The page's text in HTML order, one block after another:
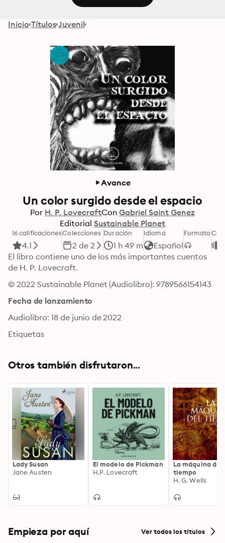
Inicio Títulos Juvenil
Avance
Un color surgido desde el espacio
Por H. P. LovecraftCon Gabriel Saint Genez
Editorial Sustainable Planet
16 calificaciones
4.1
Colecciones
2 de 2
Duración
1 h 49 m
Idioma
Español
Formato
El libro contiene uno de los más importantes cuentos
de H. P. Lovecraft.
© 2022 Sustainable Planet (Audiolibro): 9789566154143
Fecha de lanzamiento
Audiolibro: 18 de junio de 2022
Etiquetas
Otros también disfrutaron...
Lady Susan
Jane Austen
El modelo de Pickman
H.P. Lovecraft
La máquina del
tiempo
H. G. Wells
Empieza por aquí Ver todos los títulos